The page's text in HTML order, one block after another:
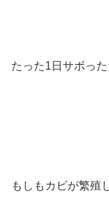
たった1日サボっ
もしもカビが繁殖